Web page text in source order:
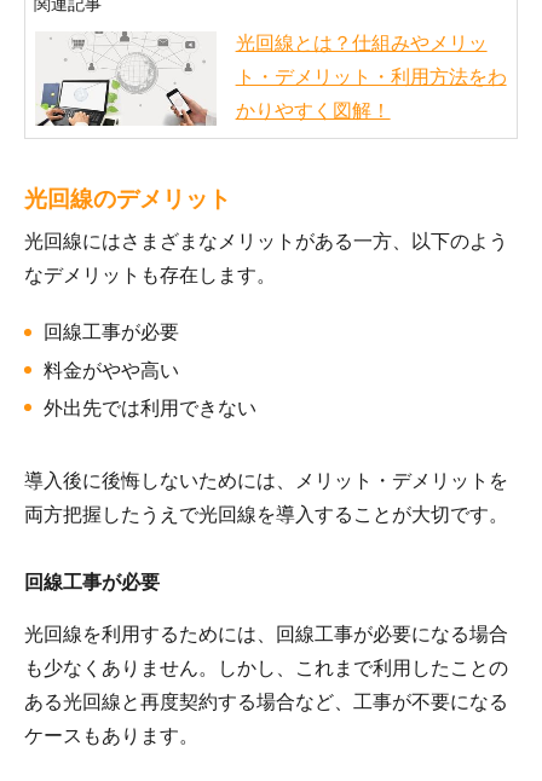
光回線とは？仕組みやメリッ
ト・デメリット・利用方法をわ
かりやすく図解！
光回線のデメリット
光回線にはさまざまなメリットがある一方、以下のよう
なデメリットも存在します。
回線工事が必要
料金がやや高い
外出先では利用できない
導入後に後悔しないためには、メリット・デメリットを
両方把握したうえで光回線を導入することが大切です。
回線工事が必要
光回線を利用するためには、回線工事が必要になる場合
も少なくありません。しかし、これまで利用したことの
ある光回線と再度契約する場合など、工事が不要になる
ケースもあります。